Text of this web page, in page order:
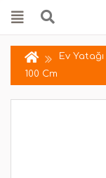
Ev Yatağı
100 Cm